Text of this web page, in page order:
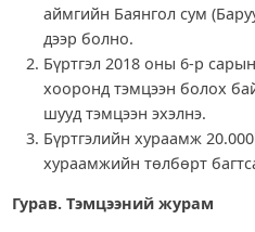
аймгийн Баянгол сум
дээр болно.
Бүртгэл 2018 оны 6-р
хооронд тэмцээн болох
шууд тэмцээн эхэлнэ.
Бүртгэлийн хураамж
хураамжийн төлбөрт
Гурав. Тэмцээний журам